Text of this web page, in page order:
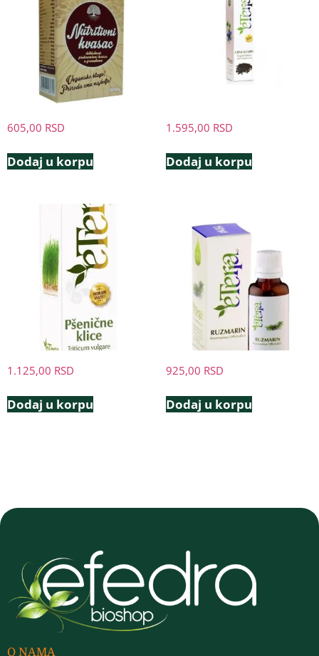
605,00 RSD
Dodaj u korpu
1.595,00 RSD
Dodaj u korpu
1.125,00 RSD
Dodaj u korpu
925,00 RSD
Dodaj u korpu
O NAMA